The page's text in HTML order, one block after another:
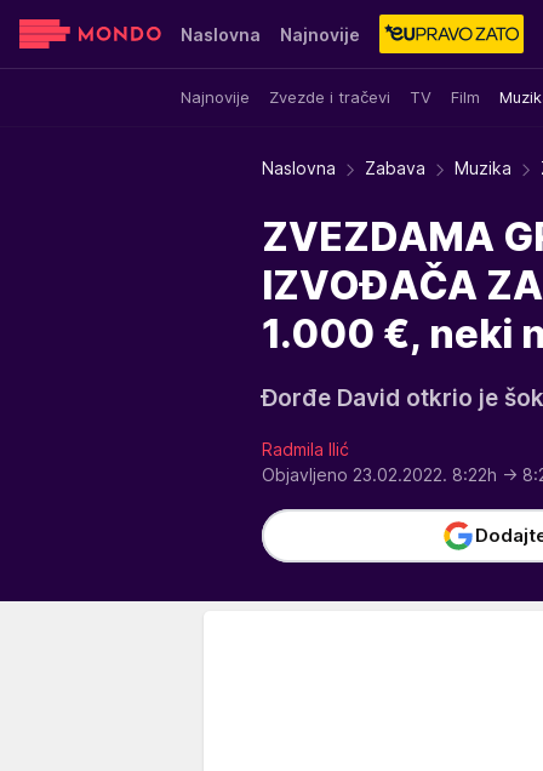
Naslovna Najnovije
Najnovije Zvezde i tračevi TV Film
Sensa Stvar ukusa Yumama
Naslovna Zabava Muzika
ZVEZDAMA
IZVOĐAČA
1.000 €, neki
Đorđe David otkrio je
Radmila Ilić
Objavljeno 23.02.2022. 8:22h →